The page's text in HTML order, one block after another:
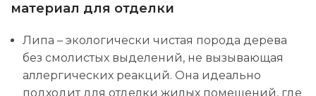
материал для отделки
Липа – экологически чистая порода дерева
без смолистых выделений, не вызывающая
аллергических реакций. Она идеально
подходит для отделки жилых помещений, где